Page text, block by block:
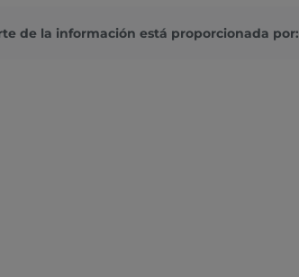
Comici.
de la información está proporcionada por: